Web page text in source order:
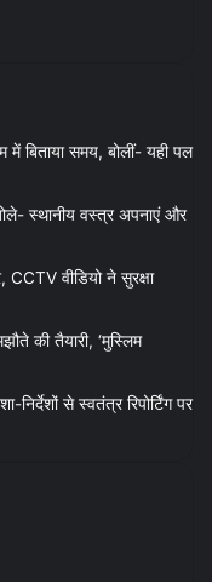
में बिताया समय, बोलीं- यही पल
स्थानीय वस्त्र अपनाएं और
वीडियो ने सुरक्षा
की तैयारी, ‘मुस्लिम
निर्देशों से स्वतंत्र रिपोर्टिंग पर